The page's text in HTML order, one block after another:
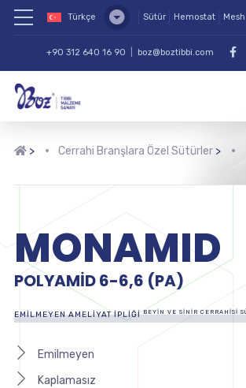
Türkçe Sütür Hemostat Mesh
+90 312 640 16 90 boz@boztibbi.com
> Cerrahi Branşlara Özel Sütürler>
MONAMID
POLYAMID 6-6,6 (PA)
EMILMEYEN AMELIYAT İPLIĞIBEYIN VE SINIR CERRAHISI
Emilmeyen
Kaplamasız